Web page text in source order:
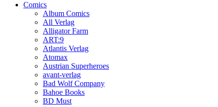
Comics
Album Comics
All Verlag
Alligator Farm
ART:9
Atlantis Verlag
Atomax
Austrian Superheroes
avant-verlag
Bad Wolf Company
Bahoe Books
BD Must